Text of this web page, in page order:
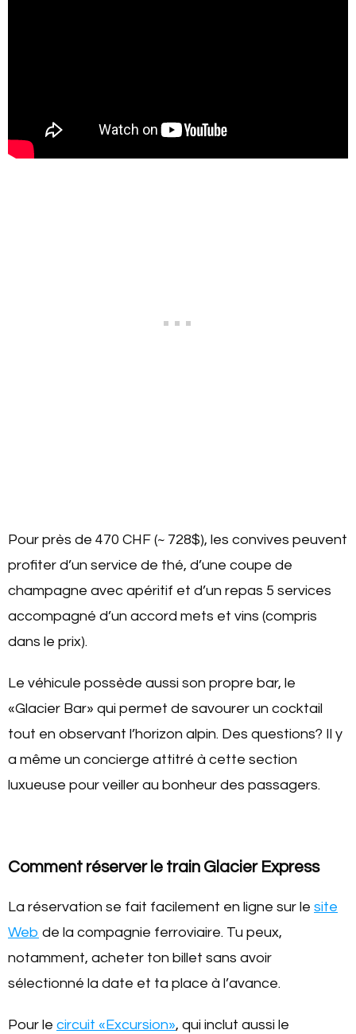
Pour près de 470 CHF (~ 728$), les convives peuvent
profiter d’un service de thé, d’une coupe de
champagne avec apéritif et d’un repas 5 services
accompagné d’un accord mets et vins (compris
dans le prix).
Le véhicule possède aussi son propre bar, le
«Glacier Bar» qui permet de savourer un cocktail
tout en observant l’horizon alpin. Des questions? Il y
a même un concierge attitré à cette section
luxueuse pour veiller au bonheur des passagers.
Comment réserver le train Glacier Express
La réservation se fait facilement en ligne sur le site
Web de la compagnie ferroviaire. Tu peux,
notamment, acheter ton billet sans avoir
sélectionné la date et ta place à l’avance.
Pour le circuit «Excursion», qui inclut aussi le